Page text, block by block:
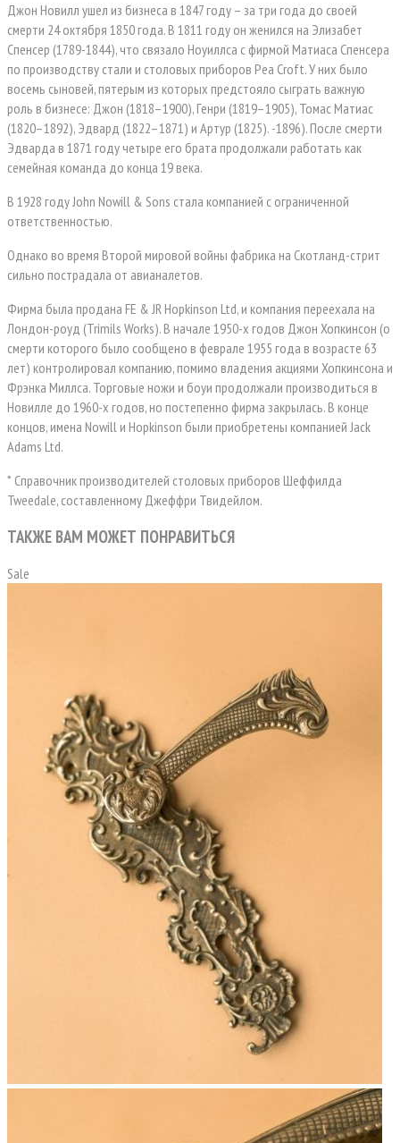
Джон Новилл ушел из бизнеса в 1847 году – за три года до своей
смерти 24 октября 1850 года. В 1811 году он женился на Элизабет
Спенсер (1789-1844), что связало Ноуиллса с фирмой Матиаса Спенсера
по производству стали и столовых приборов Pea Croft. У них было
восемь сыновей, пятерым из которых предстояло сыграть важную
роль в бизнесе: Джон (1818–1900), Генри (1819–1905), Томас Матиас
(1820–1892), Эдвард (1822–1871) и Артур (1825). -1896). После смерти
Эдварда в 1871 году четыре его брата продолжали работать как
семейная команда до конца 19 века.
В 1928 году John Nowill & Sons стала компанией с ограниченной
ответственностью.
Однако во время Второй мировой войны фабрика на Скотланд-стрит
сильно пострадала от авианалетов.
Фирма была продана FE & JR Hopkinson Ltd, и компания переехала на
Лондон-роуд (Trimils Works). В начале 1950-х годов Джон Хопкинсон (о
смерти которого было сообщено в феврале 1955 года в возрасте 63
лет) контролировал компанию, помимо владения акциями Хопкинсона и
Фрэнка Миллса. Торговые ножи и боуи продолжали производиться в
Новилле до 1960-х годов, но постепенно фирма закрылась. В конце
концов, имена Nowill и Hopkinson были приобретены компанией Jack
Adams Ltd.
* Справочник производителей столовых приборов Шеффилда
Tweedale, составленному Джеффри Твидейлом.
ТАКЖЕ ВАМ МОЖЕТ ПОНРАВИТЬСЯ
Sale